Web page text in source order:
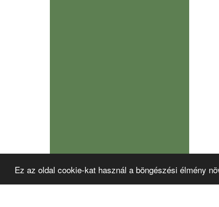
Ez az oldal cookie-kat használ a böngészési élmény